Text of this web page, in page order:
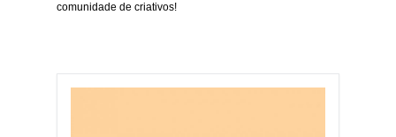
comunidade de criativos!